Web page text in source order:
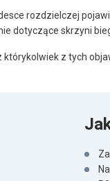
rozdzielczej
dotyczące skrzyni
którykolwiek z tych